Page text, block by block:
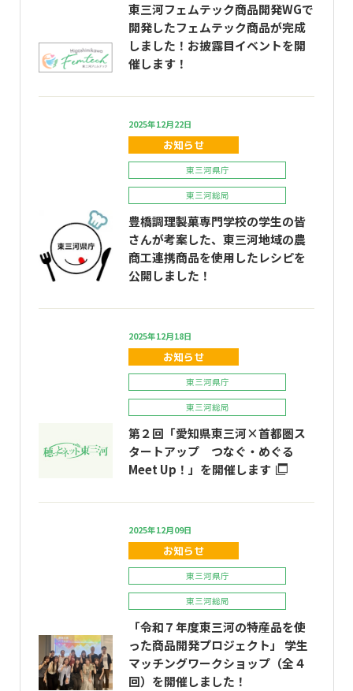
東三河フェムテック商品開発WGで
開発したフェムテック商品が完成
しました！お披露目イベントを開
催します！
2025年12月22日
お知らせ
東三河県庁
東三河総局
豊橋調理製菓専門学校の学生の皆
さんが考案した、東三河地域の農
商工連携商品を使用したレシピを
公開しました！
2025年12月18日
お知らせ
東三河県庁
東三河総局
第２回「愛知県東三河×首都圏ス
タートアップ つなぐ・めぐる
Meet Up！」を開催します
2025年12月09日
お知らせ
東三河県庁
東三河総局
「令和７年度東三河の特産品を使
った商品開発プロジェクト」 学生
マッチングワークショップ（全４
回）を開催しました！